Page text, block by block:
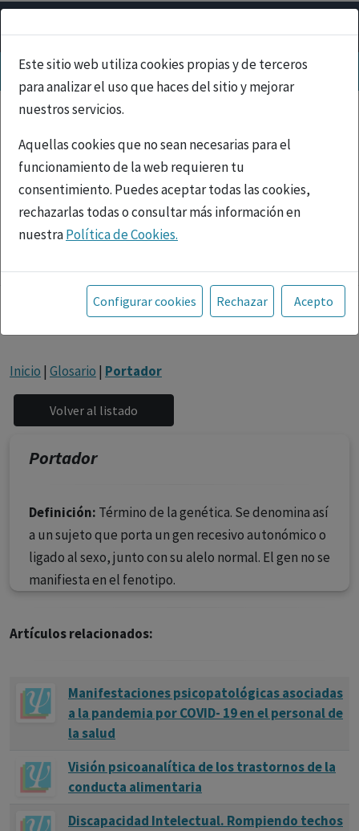
Este sitio web utiliza cookies propias y de terceros
para analizar el uso que haces del sitio y mejorar
nuestros servicios.
Aquellas cookies que no sean necesarias para el
funcionamiento de la web requieren tu
consentimiento. Puedes aceptar todas las cookies,
rechazarlas todas o consultar más información en
nuestraPolítica de Cookies.
Toda la información incluida en la Página Web está
referida a productos del mercado español y, por
tanto, dirigida a profesionales sanitarios legalmente
facultados para prescribir o dispensar medicamentos
fármacos se facilita a título meramente informativo,
siendo responsabilidad de los profesionales
facultados prescribir medicamentos y decidir, en cada
caso concreto, el tratamiento más adecuado a las
Configurar cookies Rechazar Acepto
Inicio | Glosario | Portador
Portador
Definición: Término de la genética. Se denomina así
a un sujeto que porta un gen recesivo autonómico o
ligado al sexo, junto con su alelo normal. El gen no se
manifiesta en el fenotipo.
Artículos relacionados:
Manifestaciones psicopatológicas asociadas
a la pandemia por COVID- 19 en el personal de
la salud
Visión psicoanalítica de los trastornos de la
conducta alimentaria
Discapacidad Intelectual. Rompiendo techos